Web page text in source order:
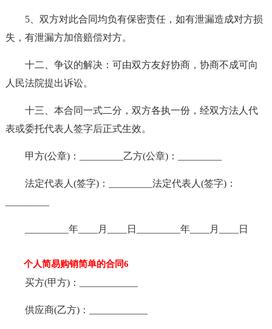
5、双方对此合同均负有保密责任，如有泄漏造成对方损
失，有泄漏方加倍赔偿对方。
十二、争议的解决：可由双方友好协商，协商不成可向
人民法院提出诉讼。
十三、本合同一式二分，双方各执一份，经双方法人代
表或委托代表人签字后正式生效。
甲方(公章)：_________乙方(公章)：_________
法定代表人(签字)：_________法定代表人(签字)：
_________年____月____日_________年____月____日
个人简易购销简单的合同6
买方(甲方)：____________
供应商(乙方)：____________